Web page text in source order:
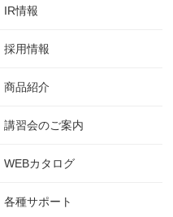
IR情報
採用情報
商品紹介
講習会のご案内
WEBカタログ
各種サポート